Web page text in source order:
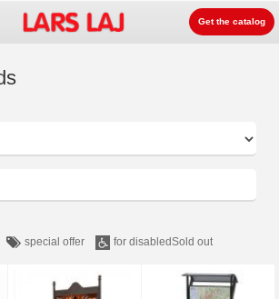
+
내
Get the catalog
special offer for disabledSold out